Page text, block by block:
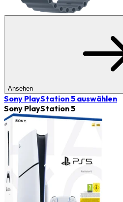
Ansehen
Sony PlayStation 5 auswählen
Sony PlayStation 5